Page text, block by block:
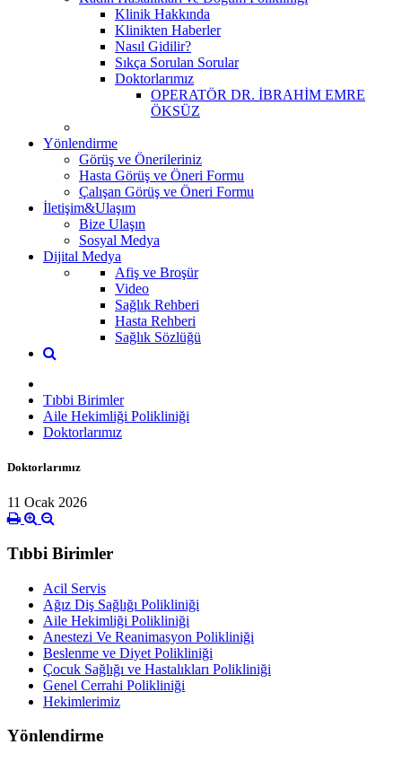
Klinik Hakkında
Klinikten Haberler
Nasıl Gidilir?
Sıkça Sorulan Sorular
Doktorlarımız
OPERATÖR DR. İBRAHİM EMRE
ÖKSÜZ
Yönlendirme
Görüş ve Önerileriniz
Hasta Görüş ve Öneri Formu
Çalışan Görüş ve Öneri Formu
İletişim&Ulaşım
Bize Ulaşın
Sosyal Medya
Dijital Medya
Afiş ve Broşür
Video
Sağlık Rehberi
Hasta Rehberi
Sağlık Sözlüğü
Tıbbi Birimler
Aile Hekimliği Polikliniği
Doktorlarımız
Doktorlarımız
11 Ocak 2026
Tıbbi Birimler
Acil Servis
Ağız Diş Sağlığı Polikliniği
Aile Hekimliği Polikliniği
Anestezi Ve Reanimasyon Polikliniği
Beslenme ve Diyet Polikliniği
Çocuk Sağlığı ve Hastalıkları Polikliniği
Genel Cerrahi Polikliniği
Hekimlerimiz
Yönlendirme